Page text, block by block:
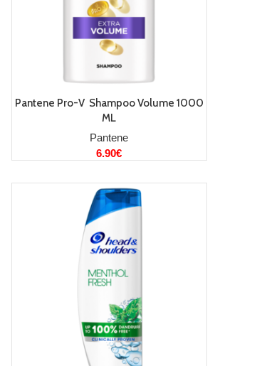
LISA KORVI
Pantene Pro-V Shampoo Volume 1000
ML
Pantene
6.90€